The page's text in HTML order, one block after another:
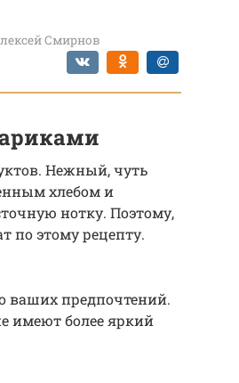
Смирнов
Нежный, чуть
хлебом и
нотку. Поэтому,
по этому рецепту.
ваших предпочтений.
имеют более яркий